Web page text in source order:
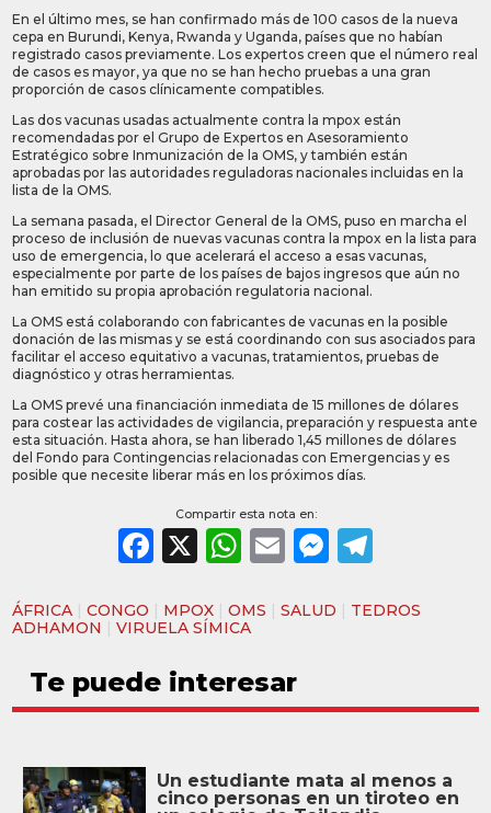
En el último mes, se han confirmado más de 100 casos de la nueva
cepa en Burundi, Kenya, Rwanda y Uganda, países que no habían
registrado casos previamente. Los expertos creen que el número real
de casos es mayor, ya que no se han hecho pruebas a una gran
proporción de casos clínicamente compatibles.
Las dos vacunas usadas actualmente contra la mpox están
recomendadas por el Grupo de Expertos en Asesoramiento
Estratégico sobre Inmunización de la OMS, y también están
aprobadas por las autoridades reguladoras nacionales incluidas en la
lista de la OMS.
La semana pasada, el Director General de la OMS, puso en marcha el
proceso de inclusión de nuevas vacunas contra la mpox en la lista para
uso de emergencia, lo que acelerará el acceso a esas vacunas,
especialmente por parte de los países de bajos ingresos que aún no
han emitido su propia aprobación regulatoria nacional.
La OMS está colaborando con fabricantes de vacunas en la posible
donación de las mismas y se está coordinando con sus asociados para
facilitar el acceso equitativo a vacunas, tratamientos, pruebas de
diagnóstico y otras herramientas.
La OMS prevé una financiación inmediata de 15 millones de dólares
para costear las actividades de vigilancia, preparación y respuesta ante
esta situación. Hasta ahora, se han liberado 1,45 millones de dólares
del Fondo para Contingencias relacionadas con Emergencias y es
posible que necesite liberar más en los próximos días.
Compartir esta nota en:
Facebook
X WhatsApp
Email
ÁFRICA |CONGO | MPOX |OMS |SALUD | TEDROS
ADHAMON |VIRUELA SÍMICA
Te puede interesar
Un estudiante mata al menos a
cinco personas en un tiroteo en